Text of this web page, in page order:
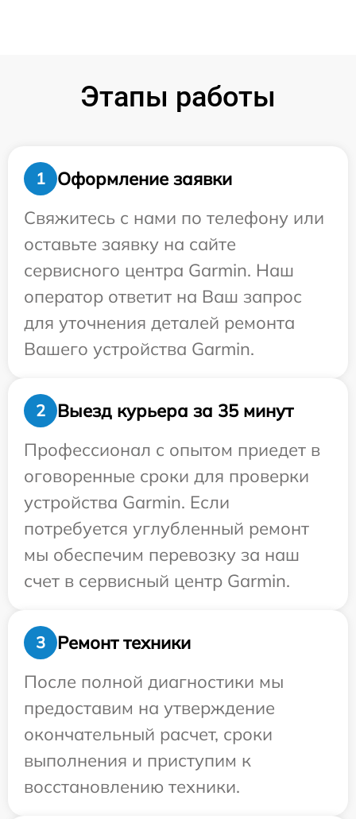
Этапы работы
1
Оформление заявки
Свяжитесь с нами по телефону или
оставьте заявку на сайте
сервисного центра Garmin. Наш
оператор ответит на Ваш запрос
для уточнения деталей ремонта
Вашего устройства Garmin.
2
Выезд курьера за 35 минут
Профессионал с опытом приедет в
оговоренные сроки для проверки
устройства Garmin. Если
потребуется углубленный ремонт
мы обеспечим перевозку за наш
счет в сервисный центр Garmin.
3
Ремонт техники
После полной диагностики мы
предоставим на утверждение
окончательный расчет, сроки
выполнения и приступим к
восстановлению техники.